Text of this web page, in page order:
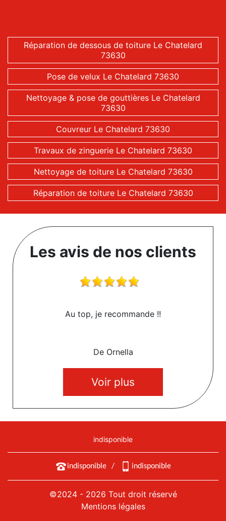
Réparation de dessous de toiture Le Chatelard
73630
Pose de velux Le Chatelard 73630
Nettoyage & pose de gouttières Le Chatelard
73630
Couvreur Le Chatelard 73630
Travaux de zinguerie Le Chatelard 73630
Nettoyage de toiture Le Chatelard 73630
Réparation de toiture Le Chatelard 73630
Les avis de nos clients
Au top, je recommande !!
De Ornella
Voir plus
indisponible
indisponible / indisponible
©2024 - 2026 Tout droit réservé
Mentions légales